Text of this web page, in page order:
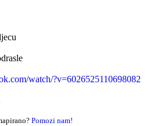
watch/?v=6026525110698082
Pomozi nam!